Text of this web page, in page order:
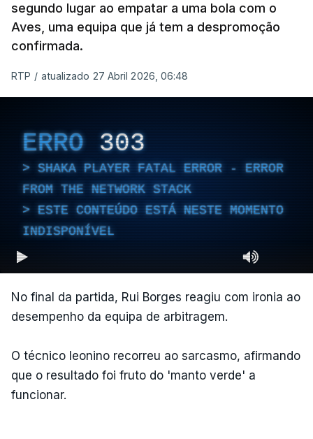
segundo lugar ao empatar a uma bola com o
Aves, uma equipa que já tem a despromoção
confirmada.
RTP / atualizado 27 Abril 2026, 06:48
ERRO 303
SHAKA PLAYER FATAL ERROR - ERROR
FROM THE NETWORK STACK
ESTE CONTEÚDO ESTÁ NESTE MOMENTO
INDISPONÍVEL
No final da partida, Rui Borges reagiu com ironia ao
desempenho da equipa de arbitragem.
O técnico leonino recorreu ao sarcasmo, afirmando
que o resultado foi fruto do 'manto verde' a
funcionar.